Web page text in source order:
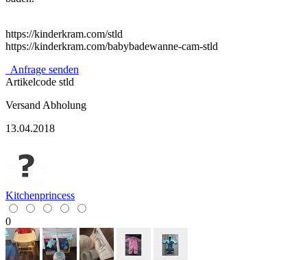
https://kinderkram.com/stld
https://kinderkram.com/babybadewanne-cam-stld
Anfrage senden
Artikelcode stld
Versand Abholung
13.04.2018
Kitchenprincess
0